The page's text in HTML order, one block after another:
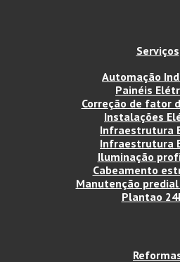
Serviços
Automação
Painéis
Correção de fator
Instalações
Infraestrutura
Infraestrutura
Iluminação
Cabeamento
Manutenção
Plantao